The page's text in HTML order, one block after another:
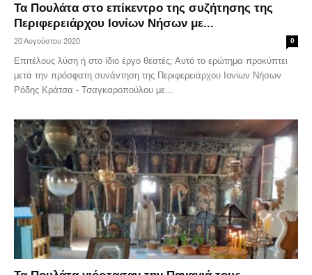
Τα Πουλάτα στο επίκεντρο της συζήτησης της
Περιφερειάρχου Ιονίων Νήσων με...
20 Αυγούστου 2020 0
Επιτέλους λύση ή στο ίδιο έργο θεατές; Αυτό το ερώτημα προκύπτει
μετά την πρόσφατη συνάντηση της Περιφερειάρχου Ιονίων Νήσων
Ρόδης Κράτσα - Τσαγκαροπούλου με...